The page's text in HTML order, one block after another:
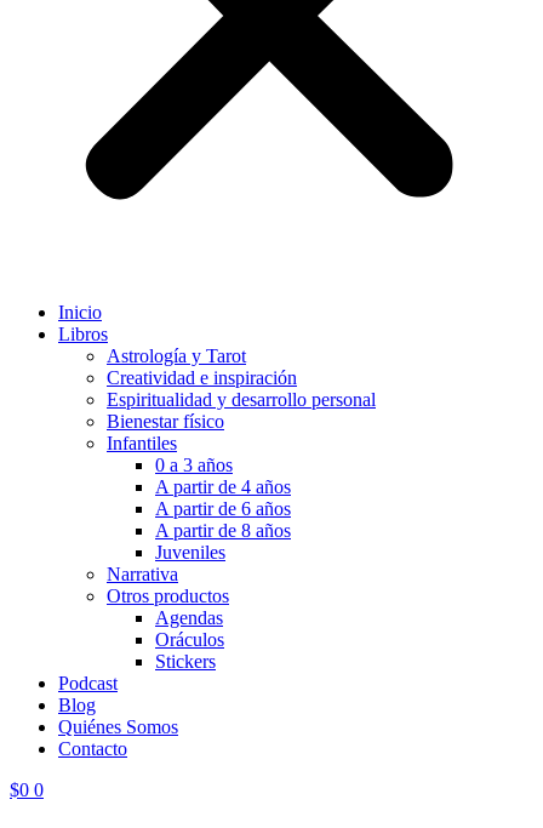
Inicio
Libros
Astrología y Tarot
Creatividad e inspiración
Espiritualidad y desarrollo personal
Bienestar físico
Infantiles
0 a 3 años
A partir de 4 años
A partir de 6 años
A partir de 8 años
Juveniles
Narrativa
Otros productos
Agendas
Oráculos
Stickers
Podcast
Blog
Quiénes Somos
Contacto
$0 0